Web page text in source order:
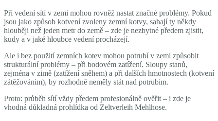
Při vedení sítí v zemi mohou rovněž nastat značné problémy. Pokud
jsou jako způsob kotvení zvoleny zemní kotvy, sahají ty někdy
hlouběji než jeden metr do země – zde je nezbytné předem zjistit,
kudy a v jaké hloubce vedení procházejí.
Ale i bez použití zemních kotev mohou potrubí v zemi způsobit
strukturální problémy – při bodovém zatížení. Sloupy stanů,
zejména v zimě (zatížení sněhem) a při dalších hmotnostech (kotvení
zátěžováním), by rozhodně neměly stát nad potrubím.
Proto: průběh sítí vždy předem profesionálně ověřit – i zde je
vhodná důkladná prohlídka od Zeltverleih Mehlhose.